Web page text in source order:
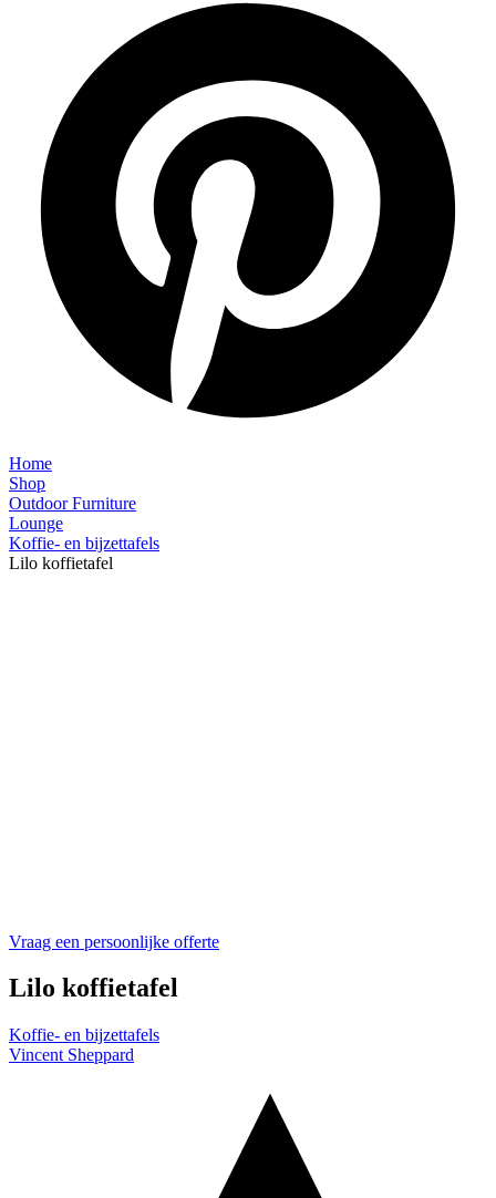
Home
Shop
Outdoor Furniture
Lounge
Koffie- en bijzettafels
Lilo koffietafel
Vraag een persoonlijke offerte
Lilo koffietafel
Koffie- en bijzettafels
Vincent Sheppard